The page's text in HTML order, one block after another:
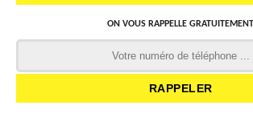
ON VOUS RAPPELLE GRATUITEMENT